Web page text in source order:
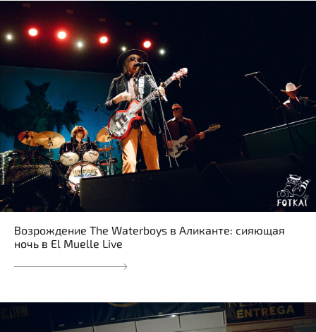
Возрождение The Waterboys в Аликанте: сияющая
ночь в El Muelle Live